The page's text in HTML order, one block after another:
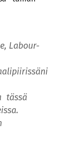
Labour-
tässä